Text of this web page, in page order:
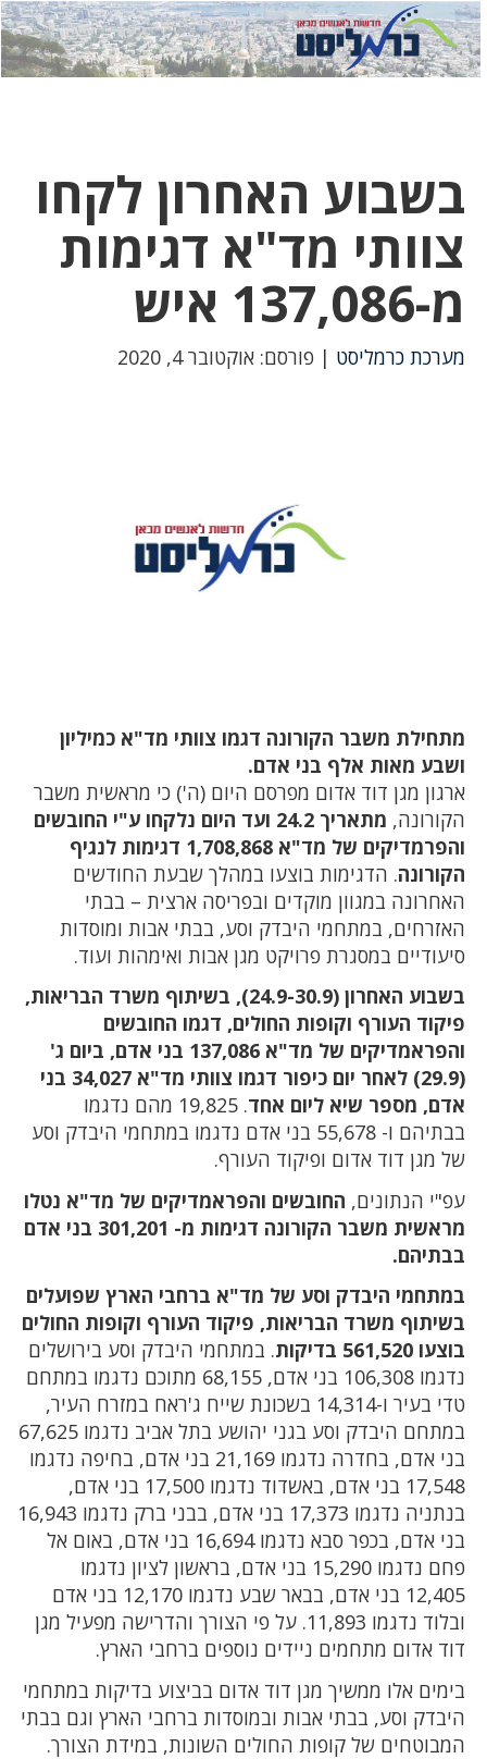
לחץ
כאן
לחץ
כדי
בשבוע האחרון לקחו
צוותי מד"א דגימות
מ-137,086 איש
מערכת כרמליסט | פורסם: אוקטובר 4, 2020
מתחילת משבר הקורונה דגמו צוותי מד"א כמיליון
ושבע מאות אלף בני אדם.
ארגון מגן דוד אדום מפרסם היום (ה') כי מראשית משבר
הקורונה,
מתאריך 24.2 ועד היום נלקחו ע"י החובשים
והפרמדיקים של מד"א 1,708,868 דגימות לנגיף
הקורונה. הדגימות בוצעו במהלך שבעת החודשים
האחרונה במגוון מוקדים ובפריסה ארצית – בבתי
האזרחים, במתחמי היבדק וסע, בבתי אבות ומוסדות
סיעודיים במסגרת פרויקט מגן אבות ואימהות ועוד.
בשבוע האחרון (24.9-30.9), בשיתוף משרד הבריאות,
פיקוד העורף וקופות החולים, דגמו החובשים
והפראמדיקים של מד"א 137,086 בני אדם, ביום ג'
(29.9) לאחר יום כיפור דגמו צוותי מד"א 34,027 בני
אדם, מספר שיא ליום אחד
. 19,825 מהם נדגמו
בבתיהם ו- 55,678 בני אדם נדגמו במתחמי היבדק וסע
של מגן דוד אדום ופיקוד העורף.
עפ"י הנתונים, החובשים והפראמדיקים של מד"א נטלו
מראשית משבר הקורונה דגימות מ- 301,201 בני אדם
בבתיהם.
במתחמי היבדק וסע של מד"א ברחבי הארץ שפועלים
בשיתוף משרד הבריאות, פיקוד העורף וקופות החולים
בוצעו 561,520 בדיקות
. במתחמי היבדק וסע בירושלים
נדגמו 106,308 בני אדם, 68,155 מתוכם נדגמו במתחם
טדי בעיר ו-14,314 בשכונת שייח ג'ראח במזרח העיר,
במתחם היבדק וסע בגני יהושע בתל אביב נדגמו 67,625
בני אדם, בחדרה נדגמו 21,169 בני אדם, בחיפה נדגמו
17,548 בני אדם, באשדוד נדגמו 17,500 בני אדם,
בנתניה נדגמו 17,373 בני אדם, בבני ברק נדגמו 16,943
בני אדם, בכפר סבא נדגמו 16,694 בני אדם, באום אל
פחם נדגמו 15,290 בני אדם, בראשון לציון נדגמו
12,405 בני אדם, בבאר שבע נדגמו 12,170 בני אדם
ובלוד נדגמו 11,893. על פי הצורך והדרישה מפעיל מגן
דוד אדום מתחמים ניידים נוספים ברחבי הארץ.
בימים אלו ממשיך מגן דוד אדום בביצוע בדיקות במתחמי
היבדק וסע, בבתי אבות ובמוסדות ברחבי הארץ וגם בבתי
המבוטחים של קופות החולים השונות, במידת הצורך.